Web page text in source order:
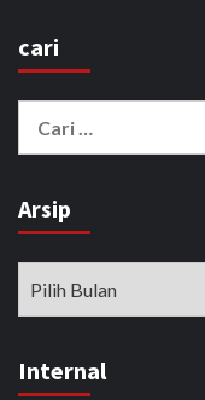
cari
Arsip
Internal